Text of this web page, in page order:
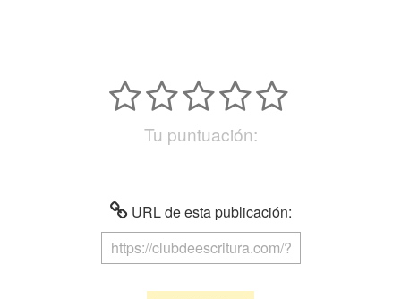
Tu puntuación:
URL de esta publicación: